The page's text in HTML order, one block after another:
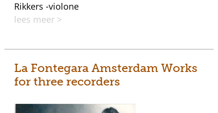
Rikkers -violone
lees meer >
La Fontegara Amsterdam Works
for three recorders